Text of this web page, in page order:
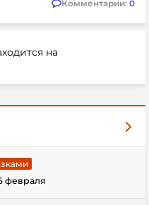
Комментарии: 0
на
февраля